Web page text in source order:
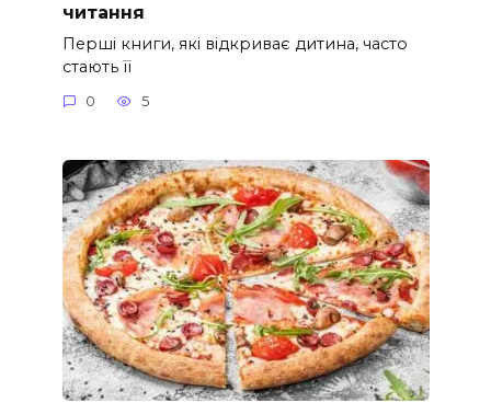
читання
Перші книги, які відкриває дитина, часто
стають її
0 5